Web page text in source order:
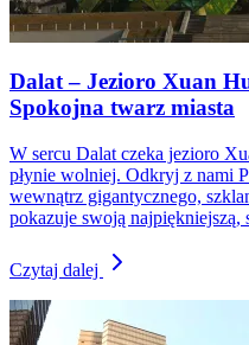
Dalat – Jezioro Xuan
Spokojna twarz miasta
W sercu Dalat czeka jezioro
płynie wolniej. Odkryj z nami
wewnątrz gigantycznego,
pokazuje swoją najpiękniejszą,
Czytaj dalej